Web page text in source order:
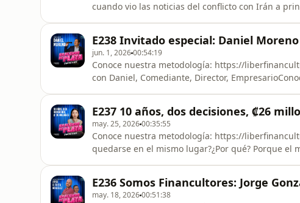
cuando vio las noticias del conflicto con Irán a
https://liberfinancultu
E238 Invitado especial: Daniel Moreno
jun. 1, 202600:54:19
Conoce nuestra metodología: https://
con Daniel, Comediante, Director,
exitoso. - Cuáles enseñanzas desea inculcar
E237 10 años, dos decisiones, ₡26
may. 25, 202600:35:55
Conoce nuestra metodología: https://
quedarse en el mismo lugar?¿Por qué? Porque
https://liberfinancultura.com/podcast/ YOUTUBE
E236 Somos Financultores: Jorge
may. 18, 202600:51:38